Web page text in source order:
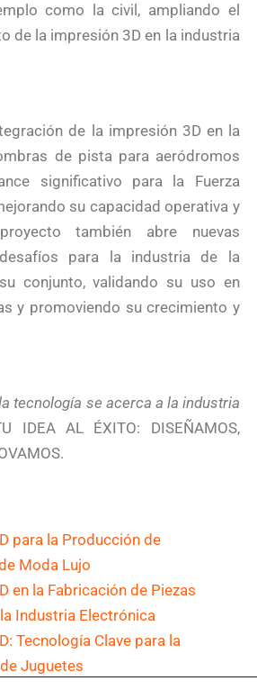
como la civil, ampliando el
de la impresión 3D en la industria
de la impresión 3D en la
de pista para aeródromos
significativo para la Fuerza
su capacidad operativa y
también abre nuevas
para la industria de la
conjunto, validando su uso en
y promoviendo su crecimiento y
la tecnología se acerca a la industria
IDEA AL ÉXITO: DISEÑAMOS,
para la Producción de
Moda Lujo
en la Fabricación de Piezas
Industria Electrónica
Tecnología Clave para la
Juguetes